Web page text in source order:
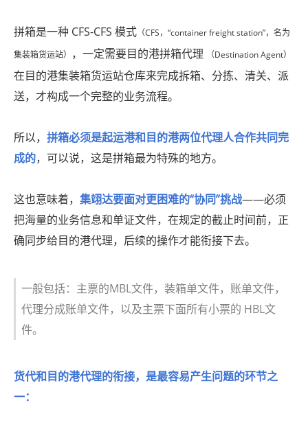
拼箱是一种 CFS-CFS 模式 （CFS，“container freight station”，名为
集装箱货运站） ，一定需要目的港拼箱代理 （Destination Agent）
在目的港集装箱货运站仓库来完成拆箱、分拣、清关、派
送，才构成一个完整的业务流程。
所以， 拼箱必须是起运港和目的港两位代理人合作共同完
成的，可以说，这是拼箱最为特殊的地方。
这也意味着， 集翊达要面对更困难的“协同”挑战——必须
把海量的业务信息和单证文件，在规定的截止时间前，正
确同步给目的港代理，后续的操作才能衔接下去。
一般包括：主票的MBL文件，装箱单文件，账单文件，
代理分成账单文件，以及主票下面所有小票的 HBL文
件。
货代和目的港代理的衔接，是最容易产生问题的环节之
一：